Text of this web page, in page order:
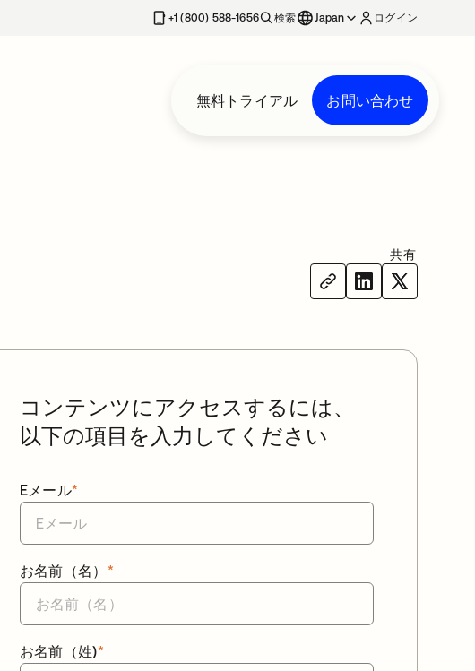
+1 (800) 588-1656 検索 Japan ログイン
無料トライアル お問い合わせ
共有
コンテンツにアクセスするには、
以下の項目を入力してください
*
Eメール
*
お名前（名）
*
お名前（姓)